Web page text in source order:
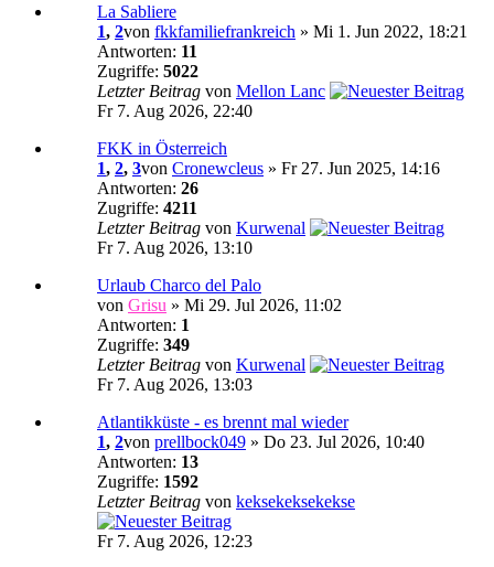
La Sabliere
1, 2von fkkfamiliefrankreich » Mi 1. Jun 2022, 18:21
Antworten: 11
Zugriffe: 5022
Letzter Beitrag von Mellon Lanc
Fr 7. Aug 2026, 22:40
FKK in Österreich
1, 2, 3von Cronewcleus » Fr 27. Jun 2025, 14:16
Antworten: 26
Zugriffe: 4211
Letzter Beitrag von Kurwenal
Fr 7. Aug 2026, 13:10
Urlaub Charco del Palo
von Grisu » Mi 29. Jul 2026, 11:02
Antworten: 1
Zugriffe: 349
Letzter Beitrag von Kurwenal
Fr 7. Aug 2026, 13:03
Atlantikküste - es brennt mal wieder
1, 2von prellbock049 » Do 23. Jul 2026, 10:40
Antworten: 13
Zugriffe: 1592
Letzter Beitrag von keksekeksekekse
Fr 7. Aug 2026, 12:23